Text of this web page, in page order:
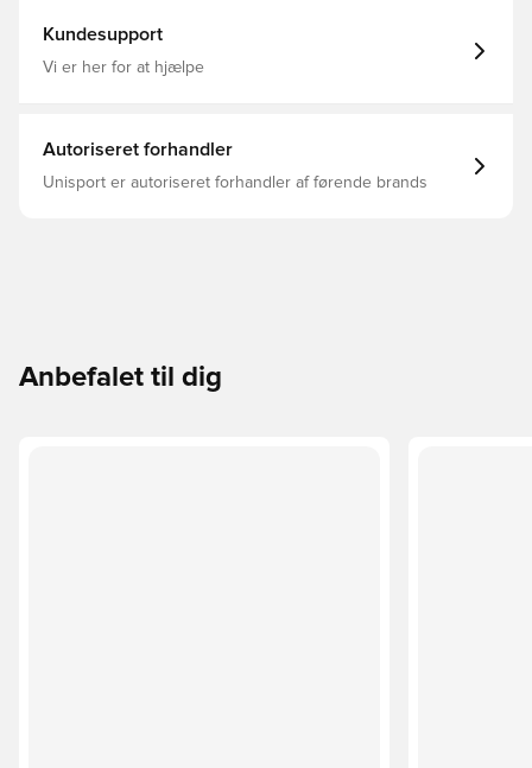
Kundesupport
Vi er her for at hjælpe
Autoriseret forhandler
Unisport er autoriseret forhandler af førende brands
Anbefalet til dig